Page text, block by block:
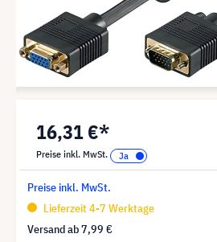
16,31 €*
Preise inkl. MwSt.
Preise inkl. MwSt.
Lieferzeit 4-7 Werktage
Versand ab7,99 €